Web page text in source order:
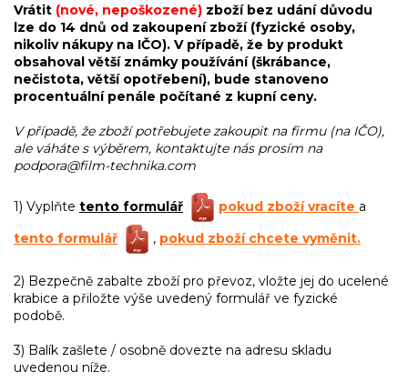
Vrátit (nové, nepoškozené) zboží bez udání důvodu
lze do 14 dnů od zakoupení zboží (fyzické osoby,
nikoliv nákupy na IČO). V případě, že by produkt
obsahoval větší známky používání (škrábance,
nečistota, větší opotřebení), bude stanoveno
procentuální penále počítané z kupní ceny.
V případě, že zboží potřebujete zakoupit na firmu (na IČO),
ale váháte s výběrem, kontaktujte nás prosím na
podpora@film-technika.com
1) Vyplňte tento formulář pokud zboží vracíte a
tento formulář
, pokud zboží chcete vyměnit.
2) Bezpečně zabalte zboží pro převoz, vložte jej do ucelené
krabice a přiložte výše uvedený formulář ve fyzické
podobě.
3) Balík zašlete / osobně dovezte na adresu skladu
uvedenou níže.